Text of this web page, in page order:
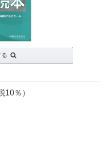
る
10％）